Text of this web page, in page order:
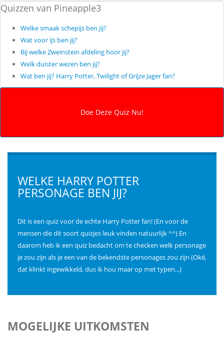
Quizzen van Pineapple3
Welke smaak schepijs ben jij?
Wat voor ijs ben jij?
Bij welke Zweinstein afdeling hoor jij?
Welk duister wezen ben jij?
Wat ben jij? Harry Potter, Twilight of Grijze Jager fan?
WELKE HARRY POTTER
PERSONAGE BEN JIJ?
Dit is een quiz voor de echte Harry Potter fan! (En voor de
mensen die dit soort quizjes leuk vinden natuurlijk ^^) En
daarom heb ik een quiz bedacht om te checken welk personage
je zou zijn als je een van de bekendste personages zou zijn (Oké,
dat klinkt ingewikkeld, dus ik hou maar op met typen...)
MOGELIJKE UITKOMSTEN